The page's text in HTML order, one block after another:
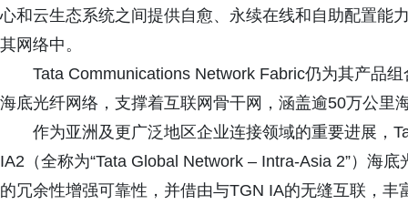
心和云生态系统之间提供自愈、永续在线和自助配置能
其网络中。
Tata Communications Network Fabric仍为其产品
海底光纤网络，支撑着互联网骨干网，涵盖逾50万公里
作为亚洲及更广泛地区企业连接领域的重要进展，
IA2（全称为“Tata Global Network – Intra-Asia 2”）海
的冗余性增强可靠性，并借由与TGN IA的无缝互联，丰